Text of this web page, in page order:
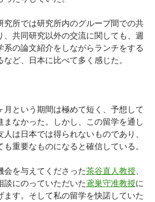
究所では研究所内のグループ間での共
、共同研究以外の交流に関しても、週
系の論文紹介をしながらランチをする
ど、日本に比べて多く感じた。
月という期間は極めて短く、予想して
まなかった。しかし、この留学を通し
は日本では得られないものであり、
重要なものになると確信している。
会を与えてくださった茶谷直人教授
談にのっていただいた鳶巣守准教授に
ます。そして私の留学を快諾していた